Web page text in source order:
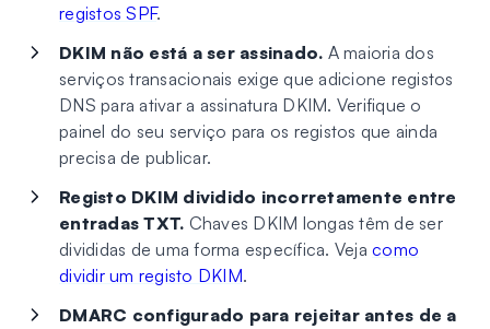
registos SPF.
DKIM não está a ser assinado. A maioria dos
serviços transacionais exige que adicione registos
DNS para ativar a assinatura DKIM. Verifique o
painel do seu serviço para os registos que ainda
precisa de publicar.
Registo DKIM dividido incorretamente entre
entradas TXT. Chaves DKIM longas têm de ser
divididas de uma forma específica. Veja como
dividir um registo DKIM.
DMARC configurado para rejeitar antes de a